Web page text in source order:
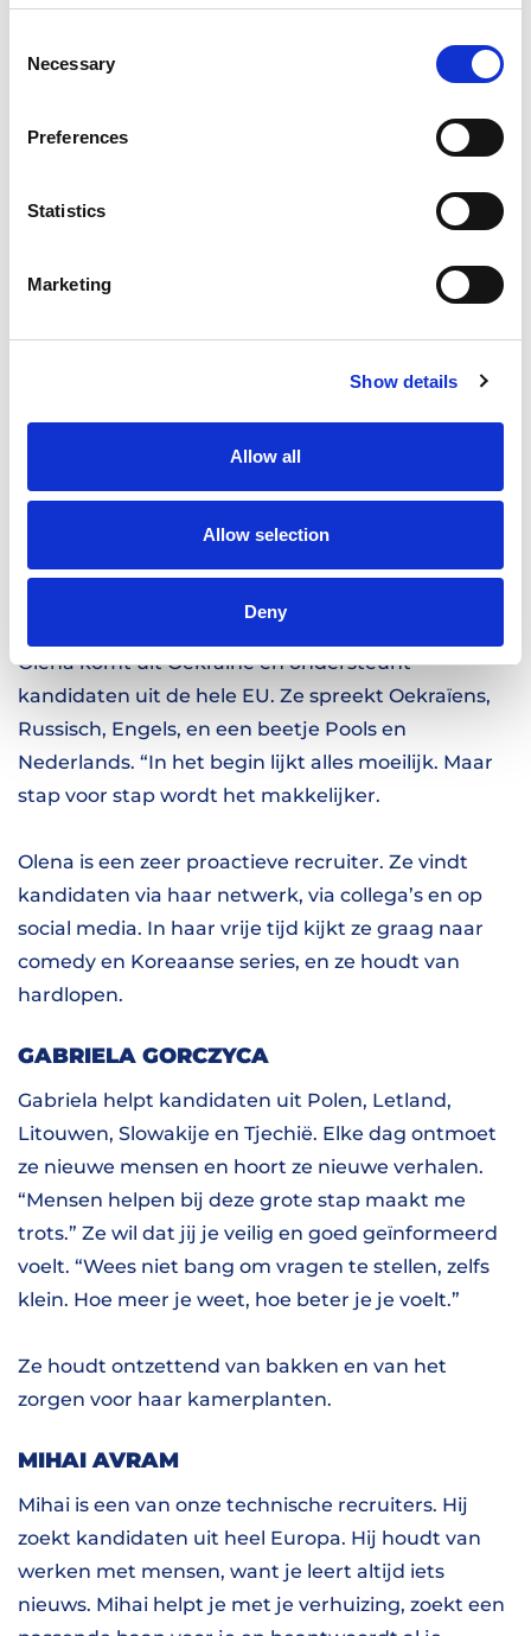
Selection
Necessary
Preferences
Statistics
Marketing
Show details
Allow all
Allow selection
Deny
Patrycja gelooft dat een goede voorbereiding je
helpt om het maximale uit je nieuwe avontuur te
Olena komt uit Oekraïne en ondersteunt
kandidaten uit de hele EU. Ze spreekt Oekraïens,
Russisch, Engels, en een beetje Pools en
Nederlands. “In het begin lijkt alles moeilijk. Maar
stap voor stap wordt het makkelijker.
Olena is een zeer proactieve recruiter. Ze vindt
kandidaten via haar netwerk, via collega’s en op
social media. In haar vrije tijd kijkt ze graag naar
comedy en Koreaanse series, en ze houdt van
hardlopen.
GABRIELA GORCZYCA
Gabriela helpt kandidaten uit Polen, Letland,
Litouwen, Slowakije en Tjechië. Elke dag ontmoet
ze nieuwe mensen en hoort ze nieuwe verhalen.
“Mensen helpen bij deze grote stap maakt me
trots.” Ze wil dat jij je veilig en goed geïnformeerd
voelt. “Wees niet bang om vragen te stellen, zelfs
klein. Hoe meer je weet, hoe beter je je voelt.”
Ze houdt ontzettend van bakken en van het
zorgen voor haar kamerplanten.
MIHAI AVRAM
Mihai is een van onze technische recruiters. Hij
zoekt kandidaten uit heel Europa. Hij houdt van
werken met mensen, want je leert altijd iets
nieuws. Mihai helpt je met je verhuizing, zoekt een